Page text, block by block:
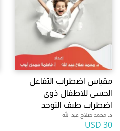
مقياس اضطراب التفاعل
الحسى للاطفال ذوى
اضطراب طيف التوحد
د. محمد صلاح عبد الله
30 USD